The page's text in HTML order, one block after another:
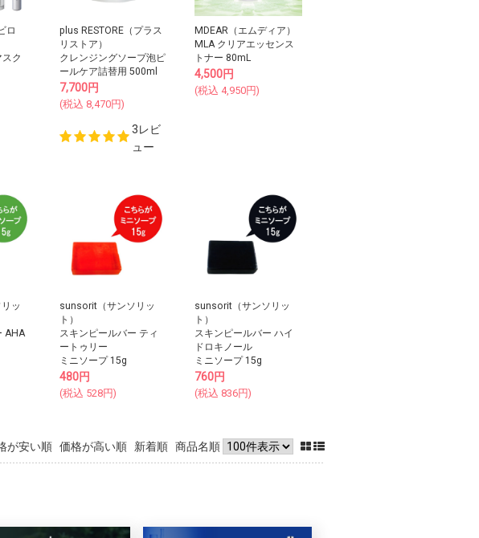
ロ
ク
plus RESTORE（プラス
リストア）
クレンジングソープ泡ピ
ールケア詰替用 500ml
7,700円
(税込 8,470円)
3レビ
ュー
MDEAR（エムディア）
MLA クリアエッセンス
トナー 80mL
4,500円
(税込 4,950円)
ッ
AHA
sunsorit（サンソリッ
ト）
スキンピールバー ティ
ートゥリー
ミニソープ 15g
480円
(税込 528円)
sunsorit（サンソリッ
ト）
スキンピールバー ハイ
ドロキノール
ミニソープ 15g
760円
(税込 836円)
が安い順 価格が高い順 新着順 商品名順